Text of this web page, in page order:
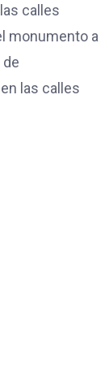
calles
monumento a
las calles